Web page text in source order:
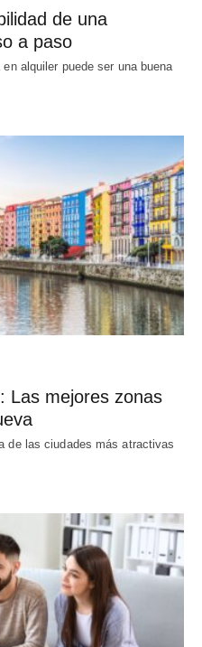
de una
a paso
alquiler puede ser una buena
Las mejores zonas
de las ciudades más atractivas